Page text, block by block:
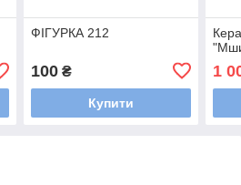
ФІГУРКА 212
100₴
Купити
1